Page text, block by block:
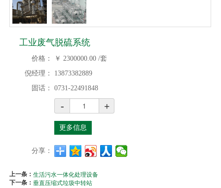
工业废气脱硫系统
价格： ￥ 2300000.00/套
倪经理：
13873382889
固话：
0731-22491848
- +
更多信息
分享：
上一条：生活污水一体化处理设备
下一条：垂直压缩式垃圾中转站